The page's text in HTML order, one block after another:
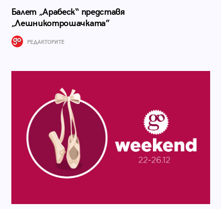
Балет „Арабеск“ представя
„Лешникотрошачката”
РЕДАКТОРИТЕ